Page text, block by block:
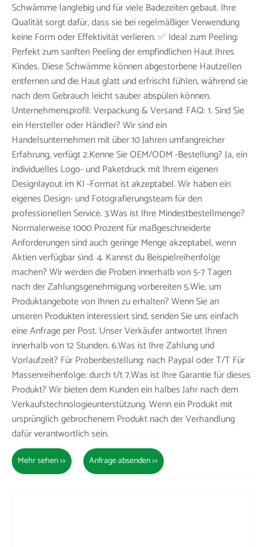
Schwämme langlebig und für viele Badezeiten gebaut. Ihre
Qualität sorgt dafür, dass sie bei regelmäßiger Verwendung
keine Form oder Effektivität verlieren. ✅ Ideal zum Peeling:
Perfekt zum sanften Peeling der empfindlichen Haut Ihres
Kindes. Diese Schwämme können abgestorbene Hautzellen
entfernen und die Haut glatt und erfrischt fühlen, während sie
nach dem Gebrauch leicht sauber abspülen können.
Unternehmensprofil: Verpackung & Versand: FAQ: 1. Sind Sie
ein Hersteller oder Händler? Wir sind ein
Handelsunternehmen mit über 10 Jahren umfangreicher
Erfahrung, verfügt 2.Kenne Sie OEM/ODM -Bestellung? Ja, ein
individuelles Logo- und Paketdruck mit Ihrem eigenen
Designlayout im KI -Format ist akzeptabel. Wir haben ein
eigenes Design- und Fotografierungsteam für den
professionellen Service. 3.Was ist Ihre Mindestbestellmenge?
Normalerweise 1000 Prozent für maßgeschneiderte
Anforderungen sind auch geringe Menge akzeptabel, wenn
Aktien verfügbar sind. 4. Kannst du Beispielreihenfolge
machen? Wir werden die Proben innerhalb von 5-7 Tagen
nach der Zahlungsgenehmigung vorbereiten 5.Wie, um
Produktangebote von Ihnen zu erhalten? Wenn Sie an
unseren Produkten interessiert sind, senden Sie uns einfach
eine Anfrage per Post. Unser Verkäufer antwortet Ihnen
innerhalb von 12 Stunden. 6.Was ist Ihre Zahlung und
Vorlaufzeit? Für Probenbestellung: nach Paypal oder T/T Für
Massenreihenfolge: durch t/t 7.Was ist Ihre Garantie für dieses
Produkt? Wir bieten dem Kunden ein halbes Jahr nach dem
Verkaufstechnologieunterstützung. Wenn ein Produkt mit
ursprünglich gebrochenem Produkt nach der Verhandlung
dafür verantwortlich sein.
Mehr sehen >> Anfrage absenden >>